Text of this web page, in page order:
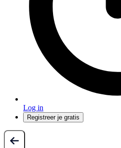
Log in
Registreer je gratis